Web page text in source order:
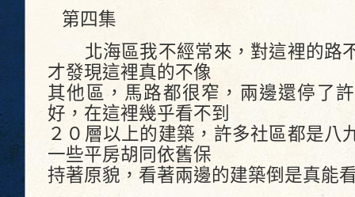
第四集
北海區我不經常來，對這裡的路
才發現這裡真的不像
其他區，馬路都很窄，兩邊還停了
好，在這裡幾乎看不到
２０層以上的建築，許多社區都是八
一些平房胡同依舊保
持著原貌，看著兩邊的建築倒是真能